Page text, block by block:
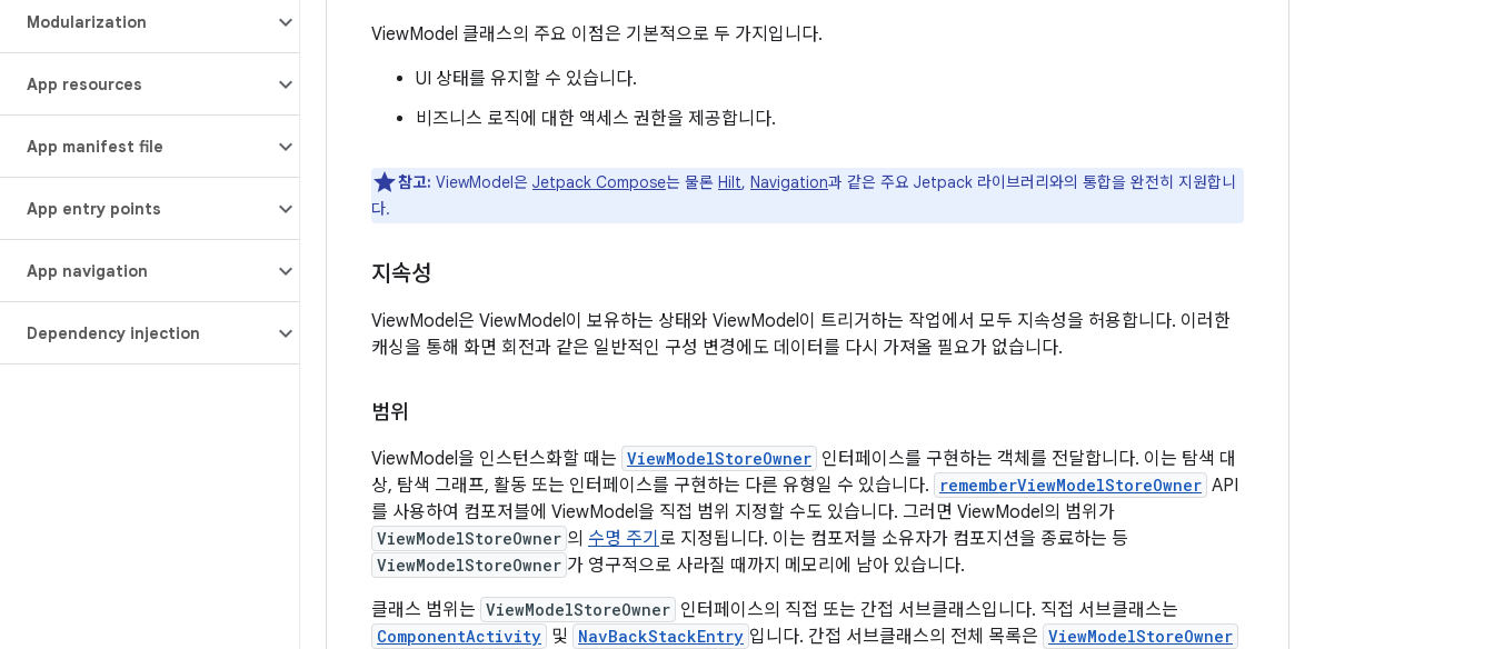
Modularization
App resources
App manifest file
App entry points
App navigation
Dependency injection
ViewModel 클래스의 주요 이점은 기본적으로 두 가지입니다.
UI 상태를 유지할 수 있습니다.
비즈니스 로직에 대한 액세스 권한을 제공합니다.
참고: ViewModel은 Jetpack Compose는 물론 Hilt, Navigation과 같은 주요 Jetpack 라이브러리와의 통합을 완전히 지원합니
다.
지속성
ViewModel은 ViewModel이 보유하는 상태와 ViewModel이 트리거하는 작업에서 모두 지속성을 허용합니다. 이러한
캐싱을 통해 화면 회전과 같은 일반적인 구성 변경에도 데이터를 다시 가져올 필요가 없습니다.
범위
ViewModel을 인스턴스화할 때는 ViewModelStoreOwner 인터페이스를 구현하는 객체를 전달합니다. 이는 탐색 대
상, 탐색 그래프, 활동 또는 인터페이스를 구현하는 다른 유형일 수 있습니다.
rememberViewModelStoreOwner API
를 사용하여 컴포저블에 ViewModel을 직접 범위 지정할 수도 있습니다. 그러면 ViewModel의 범위가
ViewModelStoreOwner 의 수명 주기 로 지정됩니다. 이는 컴포저블 소유자가 컴포지션을 종료하는 등
ViewModelStoreOwner 가 영구적으로 사라질 때까지 메모리에 남아 있습니다.
클래스 범위는 ViewModelStoreOwner 인터페이스의 직접 또는 간접 서브클래스입니다. 직접 서브클래스는
ComponentActivity 및 NavBackStackEntry 입니다. 간접 서브클래스의 전체 목록은 ViewModelStoreOwner